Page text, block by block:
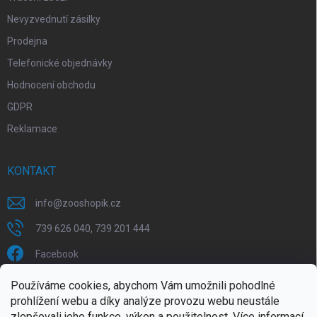
Používáme cookies, abychom Vám umožnili pohodlné
prohlížení webu a díky analýze provozu webu neustále
Nevyzvednutí zásilky
Prodejna
Telefonické objednávky
Hodnocení obchodu
GDPR
Reklamace
KONTAKT
info@zooshopik.cz
739 626 040, 739 201 444
Facebook
FACEBOOK